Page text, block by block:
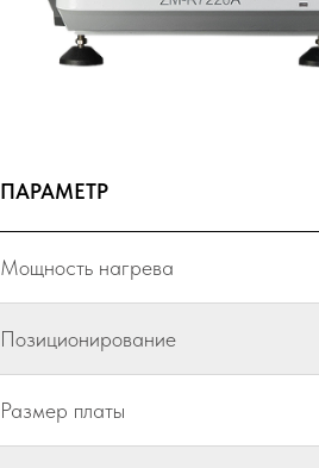
ПАРАМЕТР
Мощность нагрева
Позиционирование
Размер платы